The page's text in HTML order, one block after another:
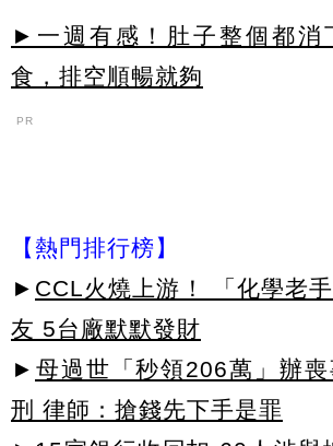
►一週有感！肚子整個都消
食，排空順暢就夠
PR
【熱門排行榜】
► CCL火燒上游！ 「化學老
友 5台廠默默發財
► 母過世「秒領206萬」辦喪
刑 律師：搶錢先下手是罪